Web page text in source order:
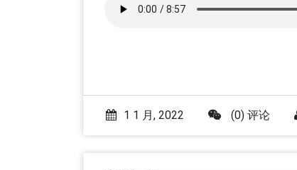
1 1 月, 2022 (0) 评论